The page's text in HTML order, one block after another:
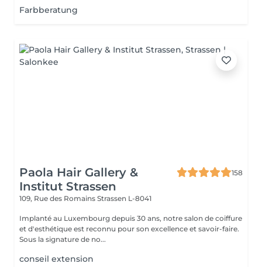
Farbberatung
Paola Hair Gallery &
Institut Strassen
158
109, Rue des Romains Strassen L-8041
Implanté au Luxembourg depuis 30 ans, notre salon de coiffure
et d'esthétique est reconnu pour son excellence et savoir-faire.
Sous la signature de no...
conseil extension